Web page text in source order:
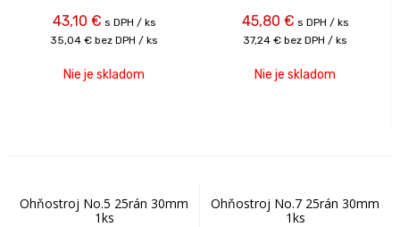
43,10 € s DPH / ks
35,04 € bez DPH / ks
Nie je skladom
45,80 € s DPH / ks
37,24 € bez DPH / ks
Nie je skladom
Ohňostroj No.5 25rán 30mm
1ks
Ohňostroj No.7 25rán 30mm
1ks